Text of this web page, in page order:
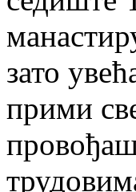
зато
прими